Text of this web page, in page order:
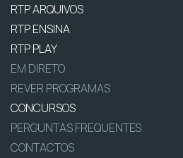
RTP ARQUIVOS
RTP ENSINA
RTP PLAY
EM DIRETO
REVER PROGRAMAS
CONCURSOS
PERGUNTAS FREQUENTES
CONTACTOS